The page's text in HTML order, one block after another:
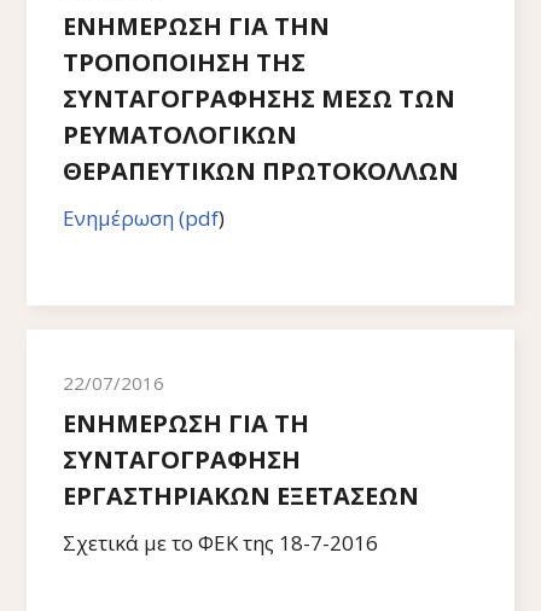
ΕΝΗΜΕΡΩΣΗ ΓΙΑ ΤΗΝ
ΤΡΟΠΟΠΟΙΗΣΗ ΤΗΣ
ΣΥΝΤΑΓΟΓΡΑΦΗΣΗΣ ΜΕΣΩ ΤΩΝ
ΡΕΥΜΑΤΟΛΟΓΙΚΩΝ
ΘΕΡΑΠΕΥΤΙΚΩΝ ΠΡΩΤΟΚΟΛΛΩΝ
Ενημέρωση (pdf)
22/07/2016
ΕΝΗΜΕΡΩΣΗ ΓΙΑ ΤΗ
ΣΥΝΤΑΓΟΓΡΑΦΗΣΗ
ΕΡΓΑΣΤΗΡΙΑΚΩΝ ΕΞΕΤΑΣΕΩΝ
Σχετικά με το ΦΕΚ της 18-7-2016